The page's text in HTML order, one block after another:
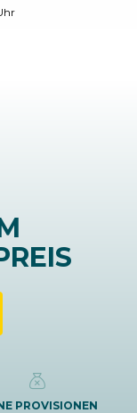
PROVISIONEN